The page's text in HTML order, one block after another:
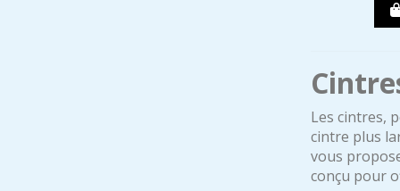
Les cintres,
cintre plus
vous
conçu pour